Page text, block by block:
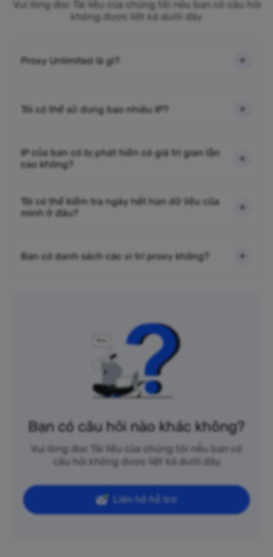
Vui lòng đọc Tài liệu của chúng tôi nếu bạn có câu hỏi
không được liệt kê dưới đây
Proxy Unlimited là gì?
Tôi có thể sử dụng bao nhiêu IP?
IP của bạn có bị phát hiện có giá trị gian lận
cao không?
Tôi có thể kiểm tra ngày hết hạn dữ liệu của
mình ở đâu?
Bạn có danh sách các vị trí proxy không?
Bạn có câu hỏi nào khác không?
Vui lòng đọc Tài liệu của chúng tôi nếu bạn có
câu hỏi không được liệt kê dưới đây
Liên hệ hỗ trợ